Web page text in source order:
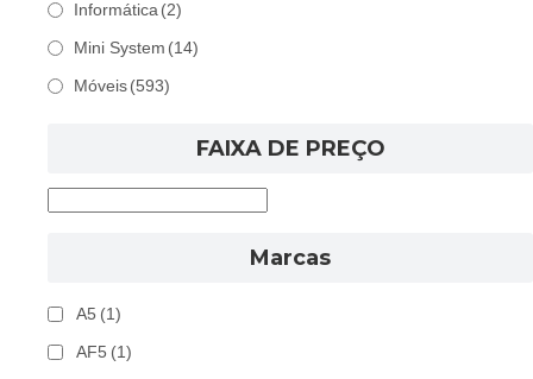
Informática (2)
Mini System (14)
Móveis (593)
FAIXA DE PREÇO
Marcas
A5 (1)
AF5 (1)